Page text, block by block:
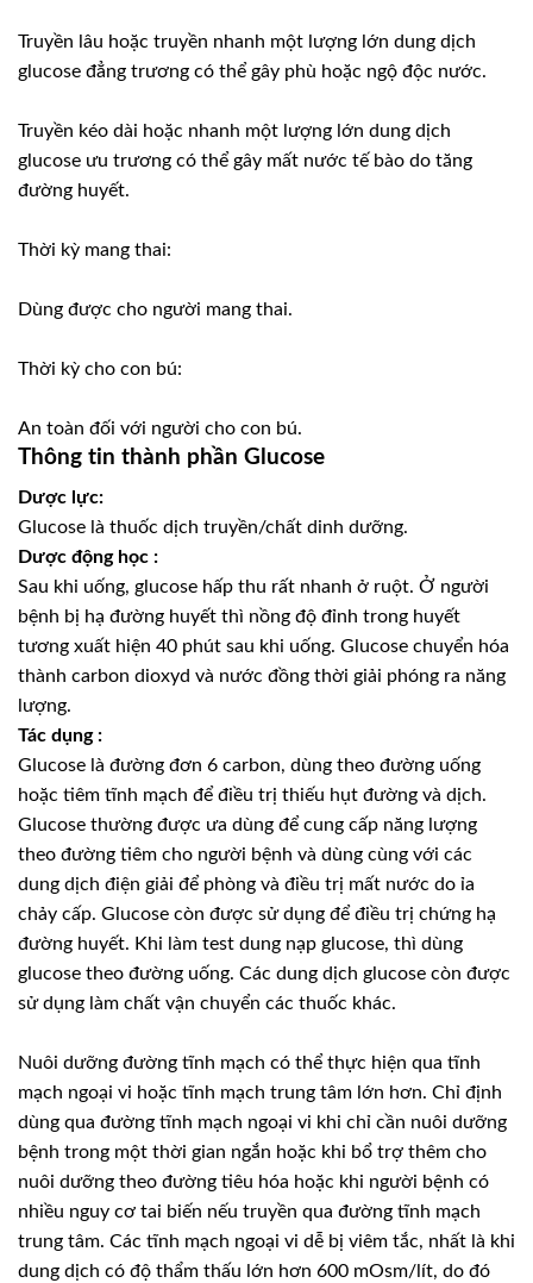
Truyền lâu hoặc truyền nhanh một lượng lớn dung dịch
glucose đẳng trương có thể gây phù hoặc ngộ độc nước.
Truyền kéo dài hoặc nhanh một lượng lớn dung dịch
glucose ưu trương có thể gây mất nước tế bào do tăng
đường huyết.
Thời kỳ mang thai:
Dùng được cho người mang thai.
Thời kỳ cho con bú:
An toàn đối với người cho con bú.
Thông tin thành phần Glucose
Dược lực:
Glucose là thuốc dịch truyền/chất dinh dưỡng.
Dược động học :
Sau khi uống, glucose hấp thu rất nhanh ở ruột. Ở người
bệnh bị hạ đường huyết thì nồng độ đỉnh trong huyết
tương xuất hiện 40 phút sau khi uống. Glucose chuyển hóa
thành carbon dioxyd và nước đồng thời giải phóng ra năng
lượng.
Tác dụng :
Glucose là đường đơn 6 carbon, dùng theo đường uống
hoặc tiêm tĩnh mạch để điều trị thiếu hụt đường và dịch.
Glucose thường được ưa dùng để cung cấp năng lượng
theo đường tiêm cho người bệnh và dùng cùng với các
dung dịch điện giải để phòng và điều trị mất nước do ỉa
chảy cấp. Glucose còn được sử dụng để điều trị chứng hạ
đường huyết. Khi làm test dung nạp glucose, thì dùng
glucose theo đường uống. Các dung dịch glucose còn được
sử dụng làm chất vận chuyển các thuốc khác.
Nuôi dưỡng đường tĩnh mạch có thể thực hiện qua tĩnh
mạch ngoại vi hoặc tĩnh mạch trung tâm lớn hơn. Chỉ định
dùng qua đường tĩnh mạch ngoại vi khi chỉ cần nuôi dưỡng
bệnh trong một thời gian ngắn hoặc khi bổ trợ thêm cho
nuôi dưỡng theo đường tiêu hóa hoặc khi người bệnh có
nhiều nguy cơ tai biến nếu truyền qua đường tĩnh mạch
trung tâm. Các tĩnh mạch ngoại vi dễ bị viêm tắc, nhất là khi
dung dịch có độ thẩm thấu lớn hơn 600 mOsm/lít, do đó